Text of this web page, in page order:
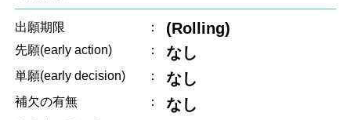
出願期限 ： (Rolling)
先願(early action) ： なし
単願(early decision) ： なし
補欠の有無 ： なし